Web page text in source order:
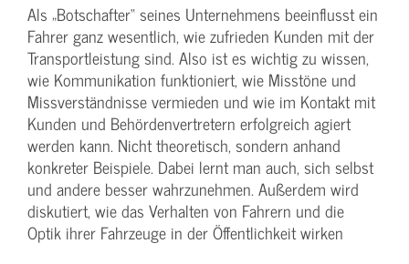
Als „Botschafter“ seines Unternehmens beeinflusst ein
Fahrer ganz wesentlich, wie zufrieden Kunden mit der
Transportleistung sind. Also ist es wichtig zu wissen,
wie Kommunikation funktioniert, wie Misstöne und
Missverständnisse vermieden und wie im Kontakt mit
Kunden und Behördenvertretern erfolgreich agiert
werden kann. Nicht theoretisch, sondern anhand
konkreter Beispiele. Dabei lernt man auch, sich selbst
und andere besser wahrzunehmen. Außerdem wird
diskutiert, wie das Verhalten von Fahrern und die
Optik ihrer Fahrzeuge in der Öffentlichkeit wirken